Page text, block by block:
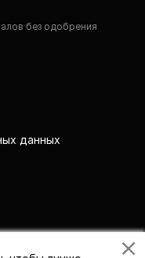
без одобрения
данных